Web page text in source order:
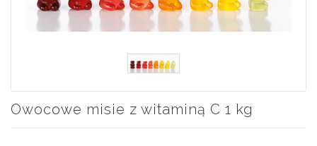
Owocowe misie z witaminą C 1 kg